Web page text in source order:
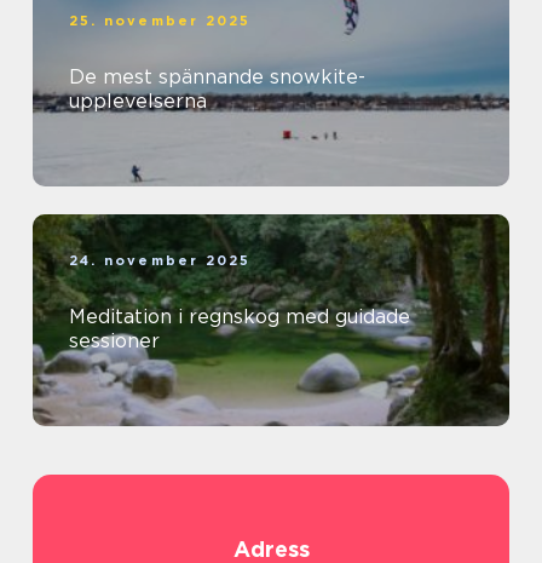
25. november 2025
De mest spännande snowkite-
upplevelserna
24. november 2025
Meditation i regnskog med guidade
sessioner
Adress